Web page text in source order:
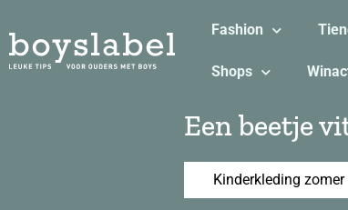
Fashion
Shops
Een beetje
Kinderkleding zomer